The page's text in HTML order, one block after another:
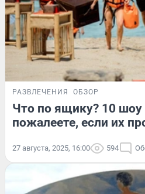
РАЗВЛЕЧЕНИЯ ОБЗОР
Что по ящику? 10
пожалеете, если их
27 августа, 2025, 16:00 594